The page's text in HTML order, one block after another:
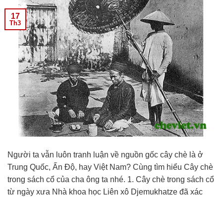
17
Th3
Người ta vẫn luôn tranh luận về nguồn gốc cây chè là ở
Trung Quốc, Ấn Độ, hay Việt Nam? Cùng tìm hiểu Cây chè
trong sách cổ của cha ông ta nhé. 1. Cây chè trong sách cổ
từ ngày xưa Nhà khoa học Liên xô Djemukhatze đã xác